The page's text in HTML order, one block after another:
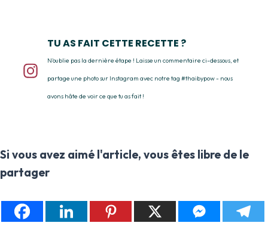
TU AS FAIT CETTE RECETTE ?
N'oublie pas la dernière étape ! Laisse un commentaire ci-dessous, et
partage une photo sur Instagram avec notre tag #thaibypow - nous
avons hâte de voir ce que tu as fait !
Si vous avez aimé l'article, vous êtes libre de le
partager